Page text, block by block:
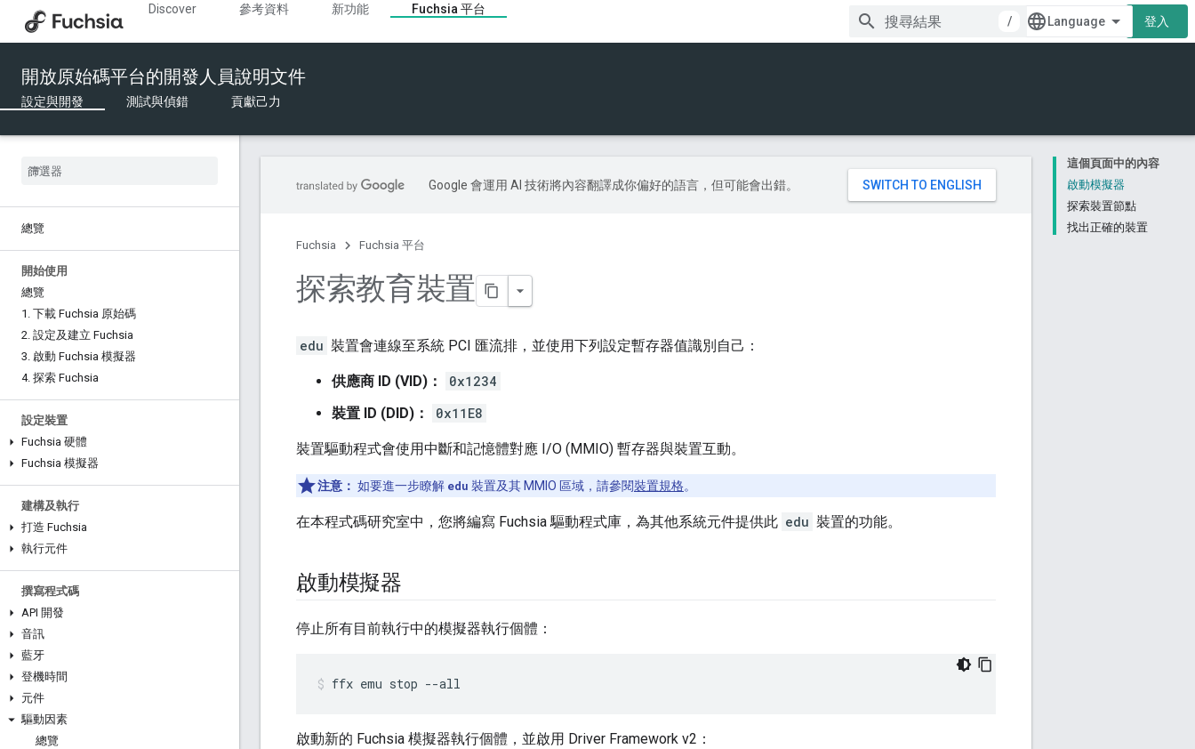
Discover 參考資料 新功能
Fuchsia 平台
/
登入
開放原始碼平台的開發人員說明文件
設定與開發 測試與偵錯 貢獻己力
總覽
開始使用
總覽
1 . 下載 Fuchsia 原始碼
2. 設定及建立 Fuchsia
3. 啟動 Fuchsia 模擬器
4. 探索 Fuchsia
設定裝置
Fuchsia 硬體
Fuchsia 模擬器
建構及執行
打造 Fuchsia
執行元件
撰寫程式碼
API 開發
音訊
藍牙
登機時間
元件
驅動因素
總覽
這個頁面中的內容
啟動模擬器
探索裝置節點
找出正確的裝置
Google 會運用 AI 技術將內容翻譯成你偏好的語言，但可能會出錯。
Fuchsia Fuchsia 平台
探索教育裝置
edu 裝置會連線至系統 PCI 匯流排，並使用下列設定暫存器值識別自己：
供應商 ID (VID)：
0x1234
裝置 ID (DID)：
0x11E8
裝置驅動程式會使用中斷和記憶體對應 I/O (MMIO) 暫存器與裝置互動。
注意： 如要進一步瞭解 edu 裝置及其 MMIO 區域，請參閱裝置規格。
在本程式碼研究室中，您將編寫 Fuchsia 驅動程式庫，為其他系統元件提供此 edu 裝置的功能。
啟動模擬器
停止所有目前執行中的模擬器執行個體：
ffx emu stop --all
啟動新的 Fuchsia 模擬器執行個體，並啟用 Driver Framework v2：